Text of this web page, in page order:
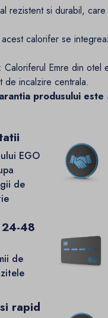
rezistent si durabil,
calorifer se
: Caloriferul Emre din otel
de incalzire centrala.
produsului este
EGO
de
48
de
rapid